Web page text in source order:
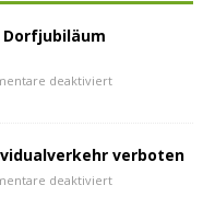
deaktiviert
verboten
deaktiviert